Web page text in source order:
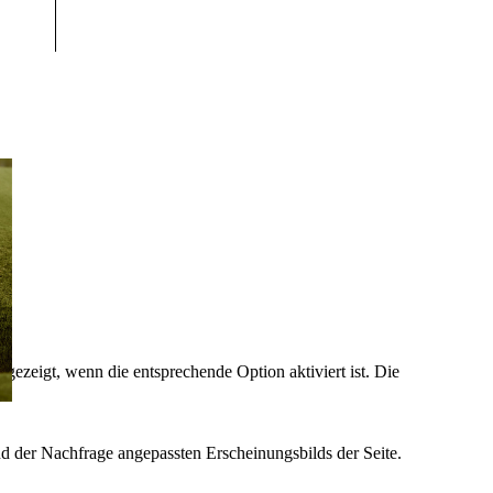
wenn die entsprechende Option aktiviert ist. Die
Nachfrage angepassten Erscheinungsbilds der Seite.